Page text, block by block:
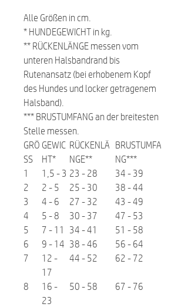
Alle Größen in cm.
* HUNDEGEWICHT in kg.
** RÜCKENLÄNGE messen vom
unteren Halsbandrand bis
Rutenansatz (bei erhobenem Kopf
des Hundes und locker getragenem
Halsband).
*** BRUSTUMFANG an der breitesten
Stelle messen.
GRÖ
SS
GEWIC
HT*
RÜCKENLÄ
NGE**
BRUSTUMFA
NG***
1
1,5 - 3 23 - 28
34 - 39
2
2 - 5 25 - 30
38 - 44
3
4 - 6 27 - 32
43 - 49
4
5 - 8 30 - 37
47 - 53
5
7 - 11 34 - 41
51 - 58
6
9 - 14 38 - 46
56 - 64
7
12 -
17
44 - 52 62 - 72
8
16 -
23
50 - 58 67 - 76